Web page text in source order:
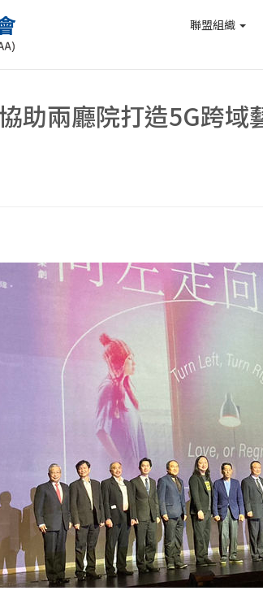
聯盟組織
助兩廳院打造5G跨